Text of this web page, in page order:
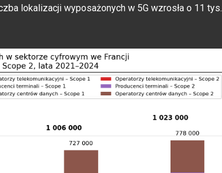
lokalizacji wyposażonych w 5G wzrosła o 11 tys.